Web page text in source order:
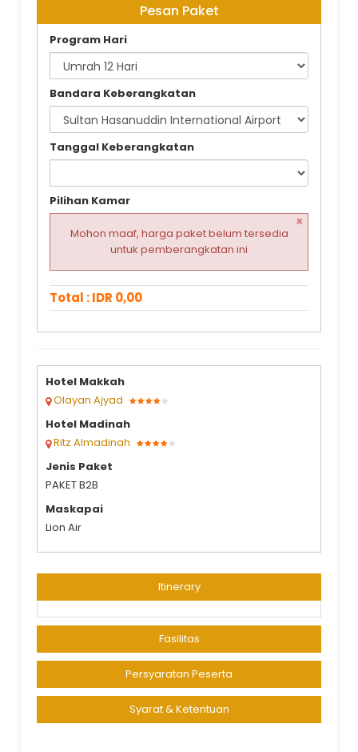
Pesan Paket
Program Hari
Bandara Keberangkatan
Tanggal Keberangkatan
Pilihan Kamar
Mohon maaf, harga paket belum tersedia
untuk pemberangkatan ini
×
Total : IDR 0,00
Hotel Makkah
Olayan Ajyad
Hotel Madinah
Ritz Almadinah
Jenis Paket
PAKET B2B
Maskapai
Lion Air
Itinerary
Fasilitas
Persyaratan Peserta
Syarat & Ketentuan